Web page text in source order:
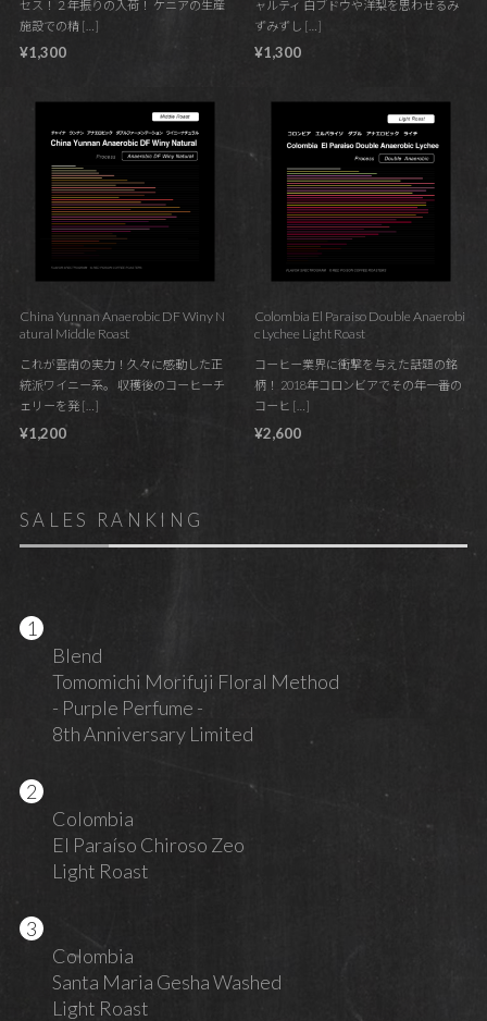
セス！２年振りの入荷！ ケニアの生産
施設での精 […]
¥1,300
ャルティ 白ブドウや洋梨を思わせるみ
ずみずし […]
¥1,300
China Yunnan Anaerobic DF Winy N
atural Middle Roast
これが雲南の実力！久々に感動した正
統派ワイニー系。 収穫後のコーヒーチ
ェリーを発 […]
¥1,200
Colombia El Paraiso Double Anaerobi
c Lychee Light Roast
コーヒー業界に衝撃を与えた話題の銘
柄！ 2018年コロンビアでその年一番の
コーヒ […]
¥2,600
SALES RANKING
Blend
Tomomichi Morifuji Floral Method
- Purple Perfume -
8th Anniversary Limited
Colombia
El Paraíso Chiroso Zeo
Light Roast
Colombia
Santa Maria Gesha Washed
Light Roast